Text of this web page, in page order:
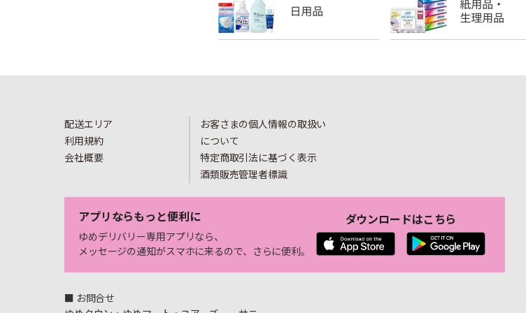
配送エリア
利用規約
会社概要
お客さまの個人情報の取扱い
について
特定商取引法に基づく表示
酒類販売管理者標識
アプリならもっと便利に
ゆめデリバリー専用アプリなら、
メッセージの通知がスマホに来るので、さらに便利。
ダウンロードはこちら
■ お問合せ